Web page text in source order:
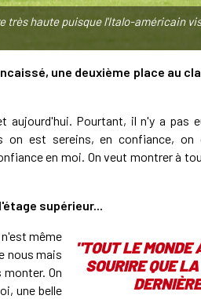
très haute puisque l'Italo-américain
une deuxième place au
Pourtant, il n'y a pas
on est sereins, en confiance,
en moi. On veut montrer à
supérieur...
"TOUT LE MONDE
SOURIRE QUE
même
nous mais
On
une belle